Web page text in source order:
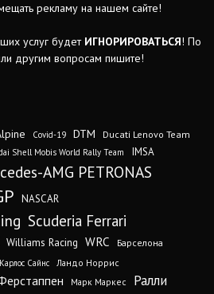
рекламу на нашем сайте!
услуг будет ИГНОРИРОВАТЬСЯ! По
другим вопросам пишите!
Covid-19 DTM Ducati Lenovo Team
Shell Mobis World Rally Team IMSA
AMG PETRONAS
NASCAR
Scuderia Ferrari
Williams Racing WRC
Барселона
Карлос Сайнс Ландо Норрис
Марк Маркес Ралли